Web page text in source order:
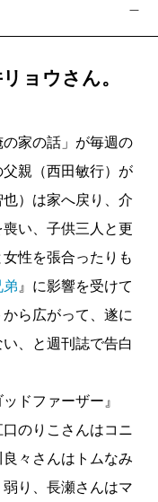
る―トマス・ア
）刊行記念】
記念特集】
新しい言葉〉を求
と僕 〜ふたた
／京都裏寺ハタ
』
ョウさん。
家の話」が毎週の
父親（西田敏行）が
）は家へ戻り、介
い、子供三人と更
性を張合ったりも
弟 』に影響を受けて
ら広がって、遂に
、と週刊誌で告白
ドファーザー』
のりこさんはコニ
々さんはトムなみ
り、長瀬さんはマ